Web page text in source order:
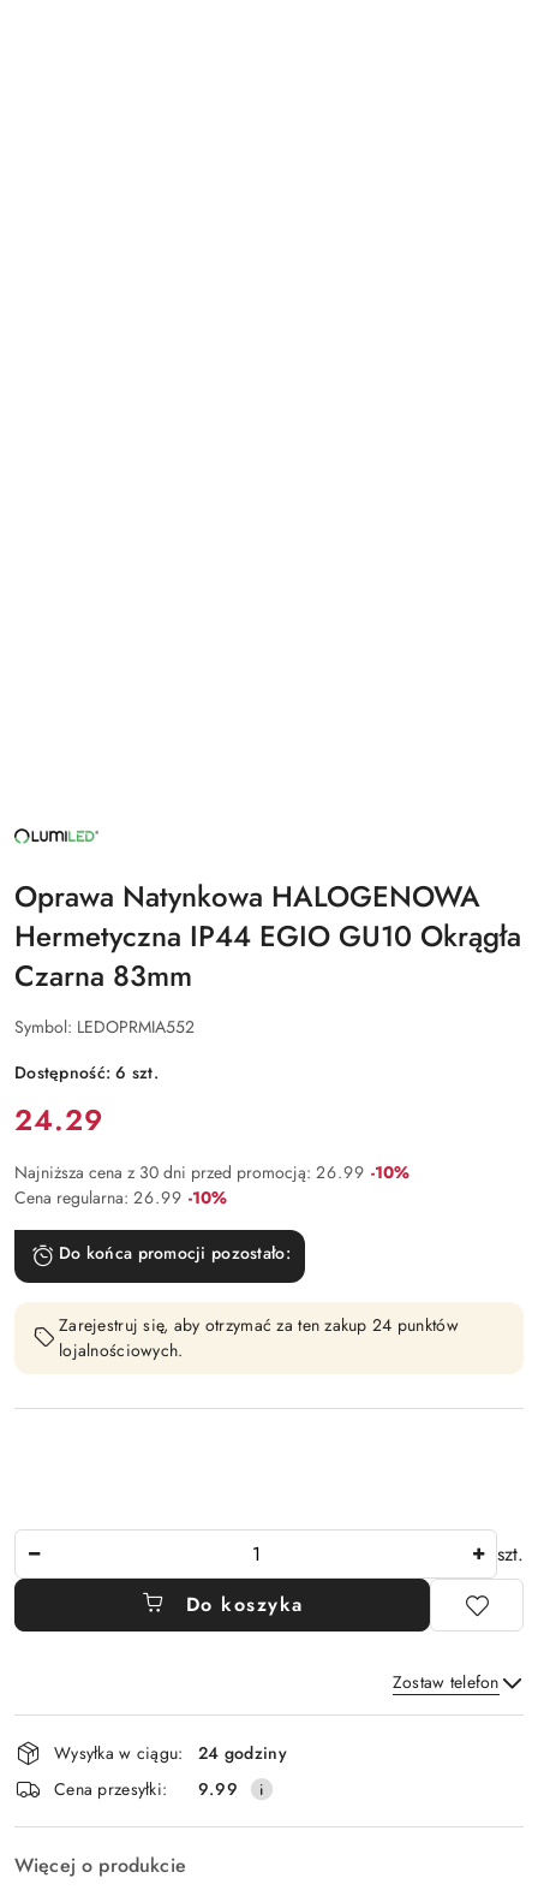
NAZWA
PRODUCENTA:
Oprawa Natynkowa HALOGENOWA
Hermetyczna IP44 EGIO GU10 Okrągła
Czarna 83mm
Symbol: LEDOPRMIA552
Dostępność:6 szt.
Cena:
24.29
Najniższa cena z 30 dni przed promocją: 26.99 Rabat:
-10%
Cena regularna: 26.99 Rabat:
-10%
Do końca promocji pozostało:
Zarejestruj się, aby otrzymać za ten zakup 24 punktów
lojalnościowych.
szt.
Do koszyka
Zostaw telefon
Wyślij
Dostępność
i
dostawa
Wysyłka w ciągu:
24 godziny
Cena przesyłki:
9.99
Więcej o produkcie